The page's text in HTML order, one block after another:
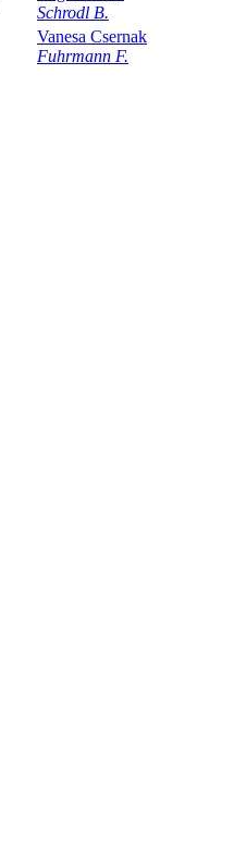
Schrodl B.
Vanesa Csernak
Fuhrmann F.